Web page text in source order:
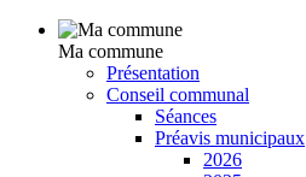
Ma commune
Présentation
Conseil communal
Séances
Préavis municipaux
2026